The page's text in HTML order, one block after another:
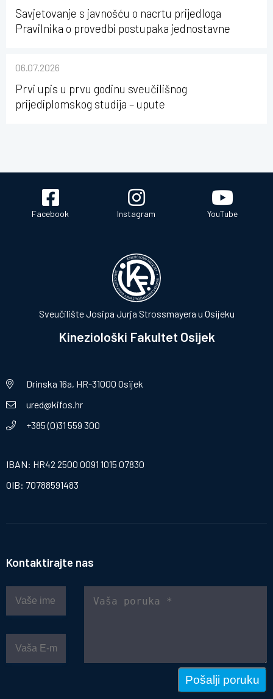
Savjetovanje s javnošću o nacrtu prijedloga
Pravilnika o provedbi postupaka jednostavne
Osijeku
06.07.2026
Prvi upis u prvu godinu sveučilišnog
prijediplomskog studija – upute
Facebook Instagram YouTube
Sveučilište Josipa Jurja Strossmayera u Osijeku
Kineziološki Fakultet Osijek
Drinska 16a, HR-31000 Osijek
ured@kifos.hr
+385 (0)31 559 300
IBAN: HR42 2500 0091 1015 07830
OIB: 70788591483
Kontaktirajte nas
Pošalji poruku